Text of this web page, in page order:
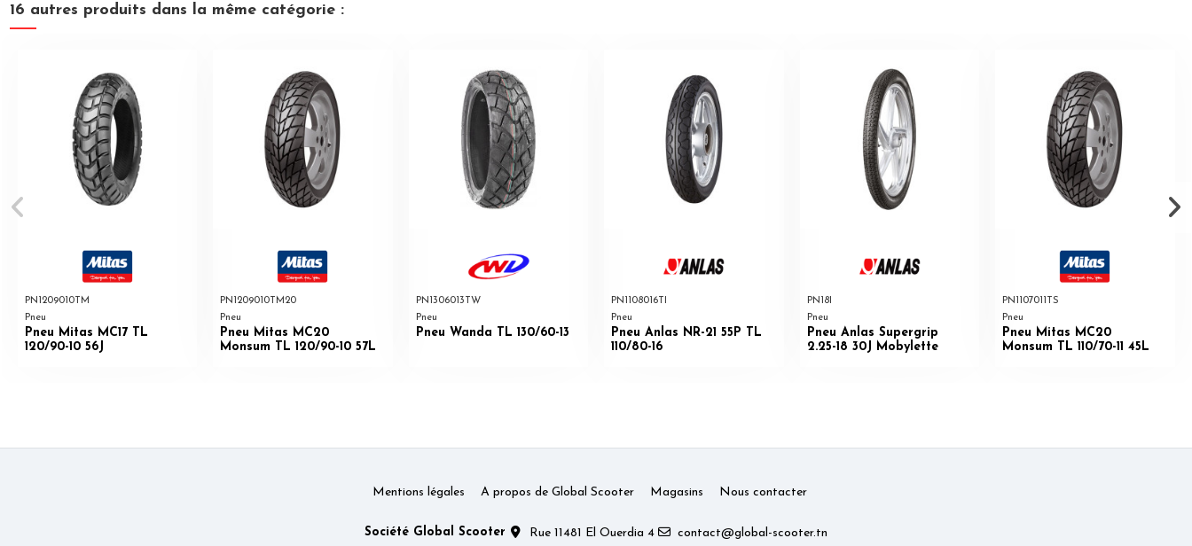
16 autres produits dans la même catégorie :
PN1209010TM
Pneu
Pneu Mitas MC17 TL
120/90-10 56J
PN1209010TM20
Pneu
Pneu Mitas MC20
Monsum TL 120/90-10 57L
PN1306013TW
Pneu
Pneu Wanda TL 130/60-13
PN1108016TI
Pneu
Pneu Anlas NR-21 55P TL
110/80-16
PN18I
Pneu
Pneu Anlas Supergrip
2.25-18 30J Mobylette
PN1107011TS
Pneu
Pneu Mitas MC20
Monsum TL 110/70-11 45L
Mentions légales A propos de Global Scooter Magasins Nous contacter
Société Global Scooter Rue 11481 El Ouerdia 4 contact@global-scooter.tn